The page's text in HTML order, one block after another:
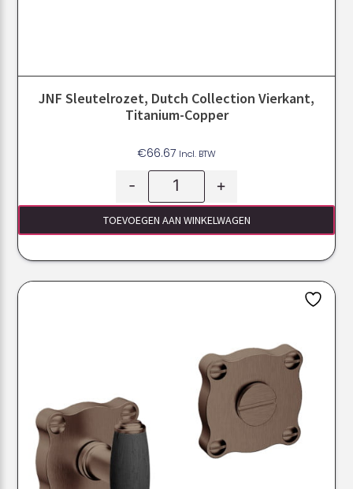
JNF Sleutelrozet, Dutch Collection Vierkant,
Titanium-Copper
€66.67 Incl. BTW
- +
TOEVOEGEN AAN WINKELWAGEN